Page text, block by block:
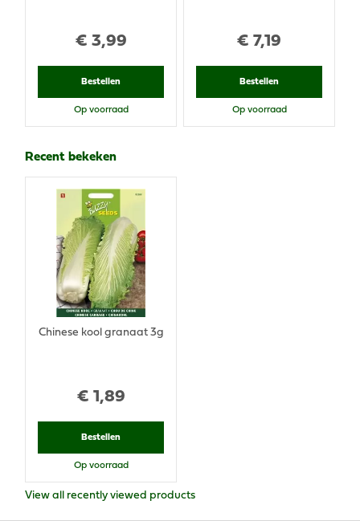
€ 3,99
Bestellen
Op voorraad
€ 7,19
Bestellen
Op voorraad
Recent bekeken
€ 1 ,89
Chinese kool granaat 3g
Bestellen
Op voorraad
View all recently viewed products